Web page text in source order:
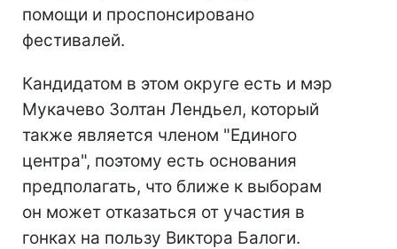
помощи и проспонсировано
фестивалей.
Кандидатом в этом округе есть и мэр
Мукачево Золтан Лендьел, который
также является членом "Единого
центра", поэтому есть основания
предполагать, что ближе к выборам
он может отказаться от участия в
гонках на пользу Виктора Балоги.